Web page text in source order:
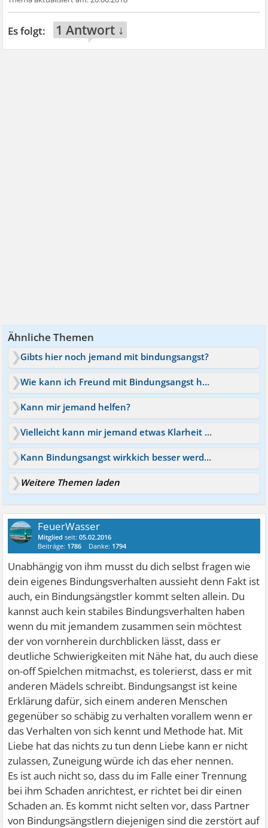
1 Antwort ↓
Ähnliche Themen
Gibts hier noch jemand mit bindungsangst?
Wie kann ich Freund mit Bindungsangst helfen?
Kann mir jemand helfen?
Vielleicht kann mir jemand etwas Klarheit verschaffen.
Kann Bindungsangst wirkkich besser werden?
Weitere Themen laden
FeuerWasser
Mitglied seit:05.02.2016
Beiträge: 1786 Danke: 1794
Unabhängig von ihm musst du dich selbst fragen wie
dein eigenes Bindungsverhalten aussieht denn Fakt ist
auch, ein Bindungsängstler kommt selten allein. Du
kannst auch kein stabiles Bindungsverhalten haben
wenn du mit jemandem zusammen sein möchtest
der von vornherein durchblicken lässt, dass er
deutliche Schwierigkeiten mit Nähe hat, du auch diese
on-off Spielchen mitmachst, es tolerierst, dass er mit
anderen Mädels schreibt. Bindungsangst ist keine
Erklärung dafür, sich einem anderen Menschen
gegenüber so schäbig zu verhalten vorallem wenn er
das Verhalten von sich kennt und Methode hat. Mit
Liebe hat das nichts zu tun denn Liebe kann er nicht
zulassen, Zuneigung würde ich das eher nennen.
Es ist auch nicht so, dass du im Falle einer Trennung
bei ihm Schaden anrichtest, er richtet bei dir einen
Schaden an. Es kommt nicht selten vor, dass Partner
von Bindungsängstlern diejenigen sind die zerstört auf